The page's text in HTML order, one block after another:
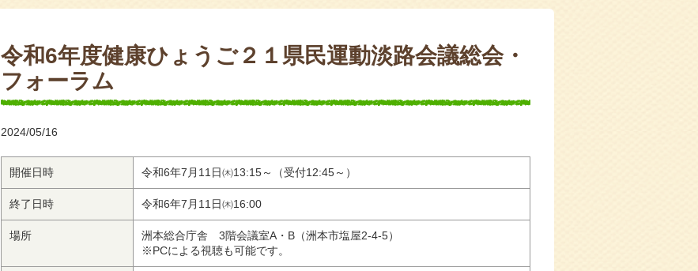
令和6年度健康ひょうご２１県民運動淡路会議総会・
フォーラム
2024/05/16
開催日時 令和6年7月11日㈭13:15～（受付12:45～）
終了日時 令和6年7月11日㈭16:00
場所
洲本総合庁舎 3階会議室A・B（洲本市塩屋2-4-5）
※PCによる視聴も可能です。